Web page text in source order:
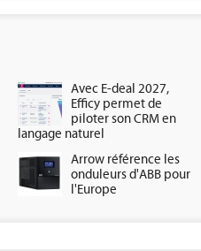
Avec E-deal 2027,
Efficy permet de
piloter son CRM en
langage naturel
Arrow référence les
onduleurs d'ABB pour
l'Europe